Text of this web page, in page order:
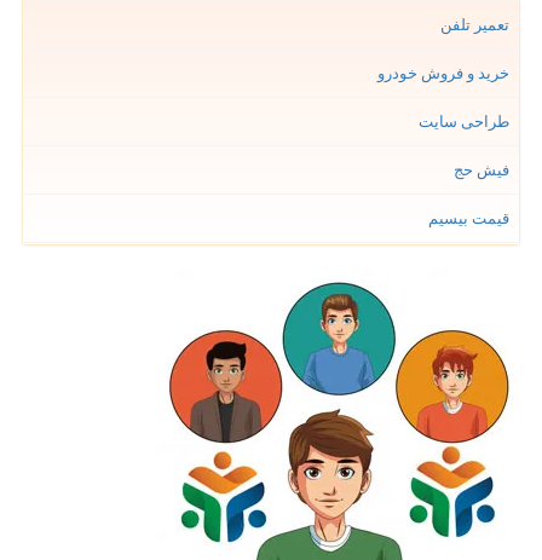
تعمیر تلفن
خرید و فروش خودرو
طراحی سایت
فیش حج
قیمت بیسیم